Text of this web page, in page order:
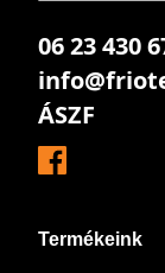
06 23 430
ÁSZF
Termékeink